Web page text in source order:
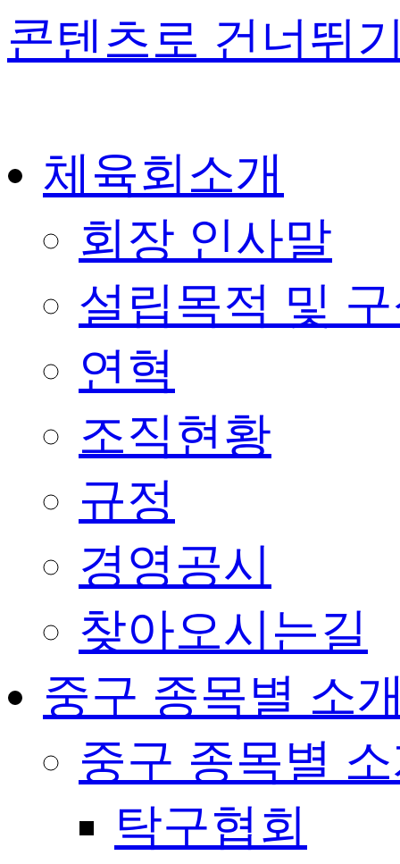
콘텐츠로 건너뛰
체육회소개
회장 인사말
설립목적 및
연혁
조직현황
규정
경영공시
찾아오시는길
중구 종목별 소
중구 종목별
탁구협회